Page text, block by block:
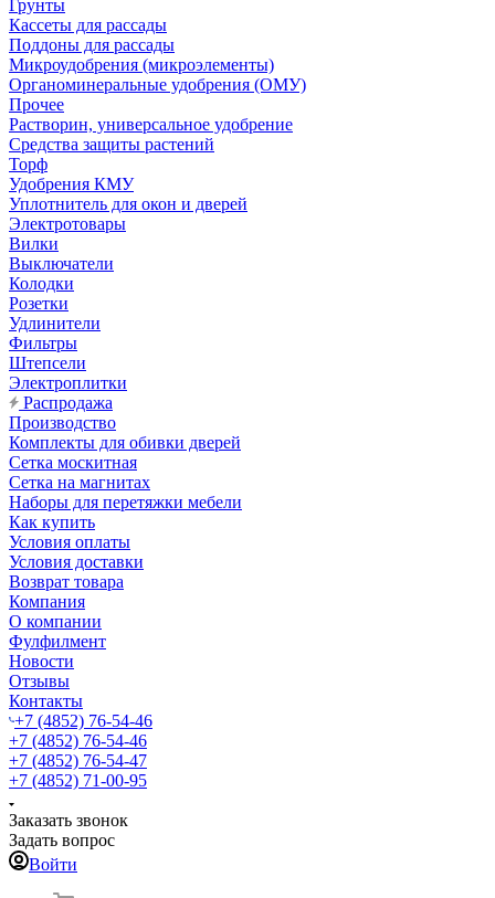
Грунты
Кассеты для рассады
Поддоны для рассады
Микроудобрения (микроэлементы)
Органоминеральные удобрения (ОМУ)
Прочее
Растворин, универсальное удобрение
Средства защиты растений
Торф
Удобрения КМУ
Уплотнитель для окон и дверей
Электротовары
Вилки
Выключатели
Колодки
Розетки
Удлинители
Фильтры
Штепсели
Электроплитки
Распродажа
Производство
Комплекты для обивки дверей
Сетка москитная
Сетка на магнитах
Наборы для перетяжки мебели
Как купить
Условия оплаты
Условия доставки
Возврат товара
Компания
О компании
Фулфилмент
Новости
Отзывы
Контакты
+7 (4852) 76-54-46
+7 (4852) 76-54-46
+7 (4852) 76-54-47
+7 (4852) 71-00-95
Заказать звонок
Задать вопрос
Войти